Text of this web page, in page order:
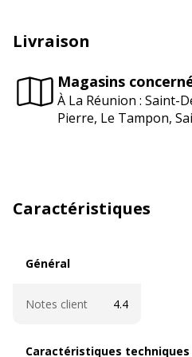
Livraison
Magasins
À La Réunion : Saint-
Pierre, Le Tampon,
Caractéristiques
Général
Notes client 4.4
Caractéristiques techniques